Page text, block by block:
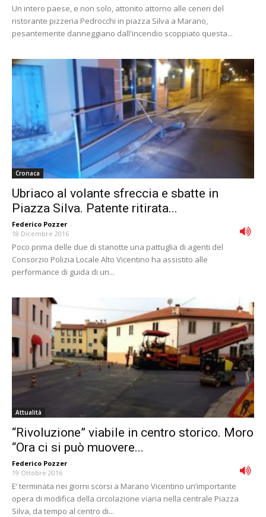
Un intero paese, e non solo, attonito attorno alle ceneri del
ristorante pizzeria Pedrocchi in piazza Silva a Marano,
pesantemente danneggiano dall'incendio scoppiato questa...
Cronaca
Ubriaco al volante sfreccia e sbatte in
Piazza Silva. Patente ritirata...
Federico Pozzer -
18 Dicembre 2016
Poco prima delle due di stanotte una pattuglia di agenti del
Consorzio Polizia Locale Alto Vicentino ha assistito alle
performance di guida di un...
Attualità
“Rivoluzione” viabile in centro storico. Moro
“Ora ci si può muovere...
Federico Pozzer -
19 Ottobre 2016
E’ terminata nei giorni scorsi a Marano Vicentino un’importante
opera di modifica della circolazione viaria nella centrale Piazza
Silva, da tempo al centro di...